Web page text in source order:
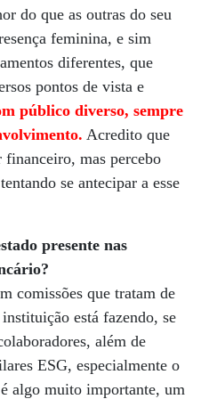
do que as outras do seu
feminina, e sim
diferentes, que
pontos de vista e
público diverso, sempre
Acredito que
mas percebo
se antecipar a esse
presente nas
comissões que tratam de
está fazendo, se
além de
ESG, especialmente o
algo muito importante, um